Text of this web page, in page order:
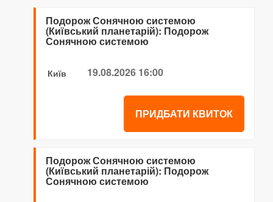
Подорож Сонячною системою
(Київський планетарій): Подорож
Сонячною системою
Київ 19.08.2026 16:00
ПРИДБАТИ КВИТОК
Подорож Сонячною системою
(Київський планетарій): Подорож
Сонячною системою